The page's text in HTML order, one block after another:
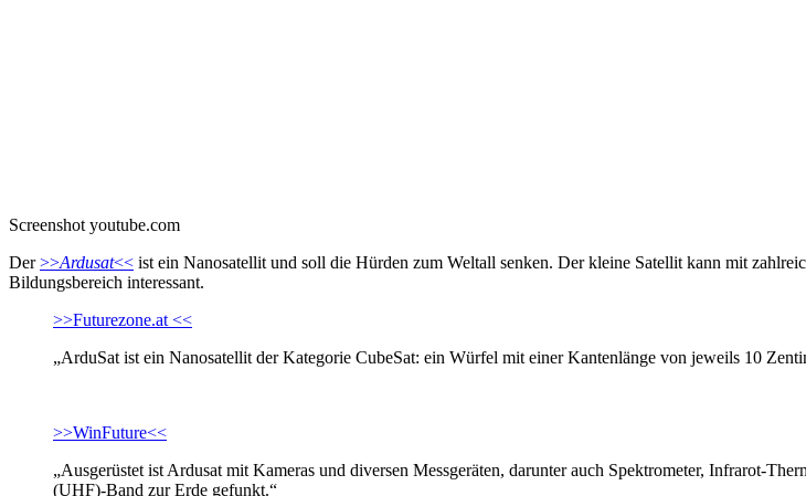
Screenshot youtube.com
Der>>Ardusat<< ist ein Nanosatellit und soll die Hürden zum Weltall senken. Der kleine Satellit kann mit
Bildungsbereich interessant.
>>Futurezone.at <<
„ArduSat ist ein Nanosatellit der Kategorie CubeSat: ein Würfel mit einer Kantenlänge von jeweils 10
>>WinFuture<<
„Ausgerüstet ist Ardusat mit Kameras und diversen Messgeräten, darunter auch Spektrometer, Infrarot-
(UHF)-Band zur Erde gefunkt.“